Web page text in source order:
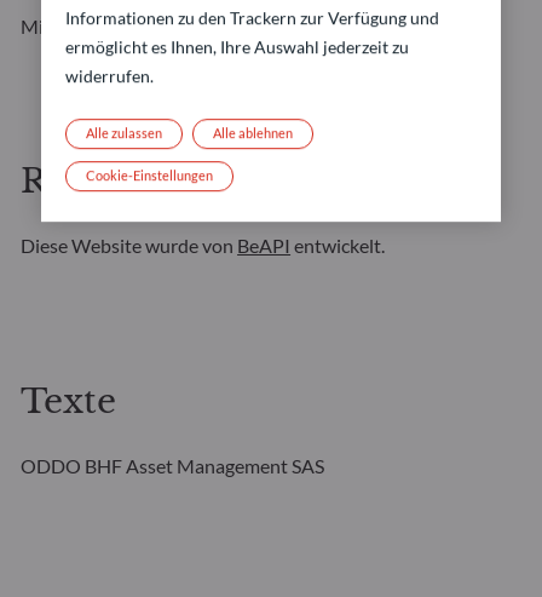
Mitarbeiter-Porträts : Marcella Barbieri
Realisierung der Website
Diese Website wurde von BeAPI entwickelt.
Texte
ODDO BHF Asset Management SAS
Informationen zu den Trackern zur Verfügung und
ermöglicht es Ihnen, Ihre Auswahl jederzeit zu
widerrufen.
Alle ablehnen
Alle zulassen
Cookie-Einstellungen